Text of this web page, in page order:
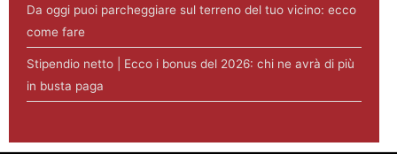
Da oggi puoi parcheggiare sul terreno del tuo vicino: ecco
come fare
Stipendio netto | Ecco i bonus del 2026: chi ne avrà di più
in busta paga